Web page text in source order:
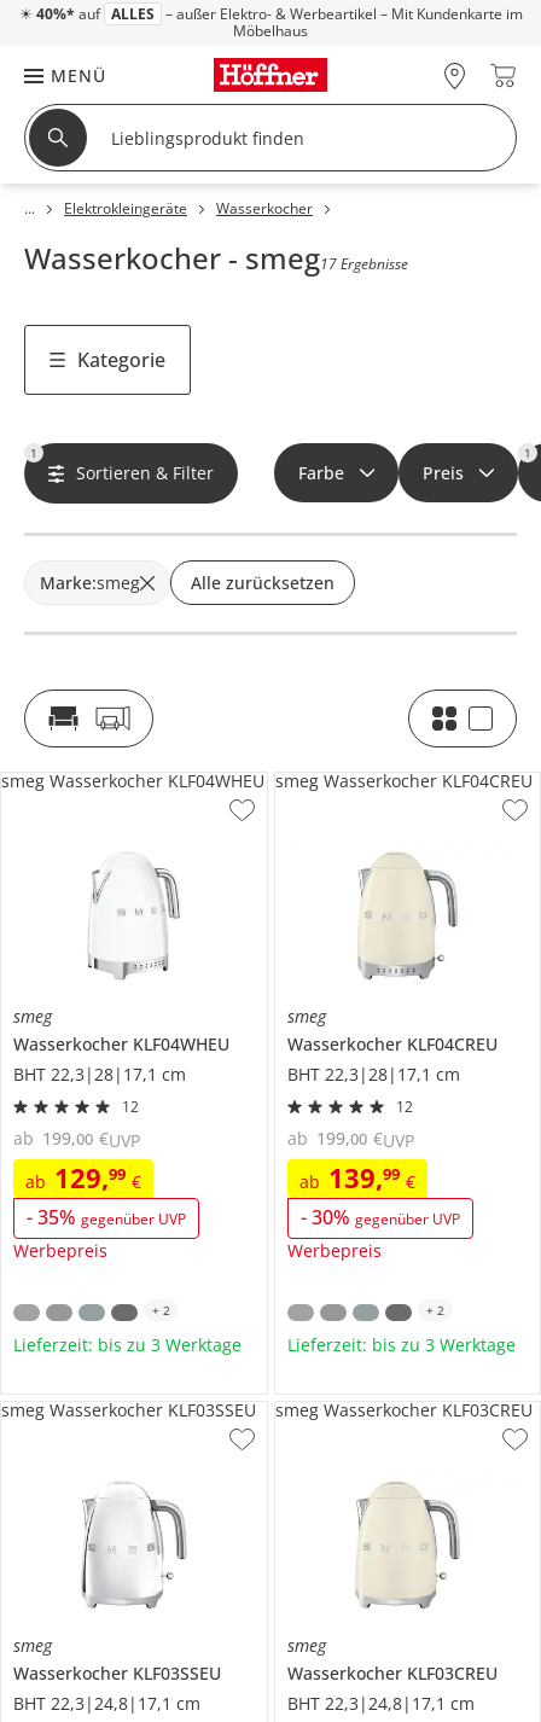
☀ 40%* auf ALLES – außer Elektro- & Werbeartikel – Mit Kundenkarte im
Möbelhaus
MENÜ
Elektrokleingeräte Wasserkocher
Wasserkocher - smeg17 Ergebnisse
Kategorie
1
Sortieren & Filter Farbe Preis
1
Marke:smeg Alle zurücksetzen
smeg
Wasserkocher KLF04WHEU
BHT 22,3|28|17,1 cm
12
ab 129,99 €
-35% gegenüber UVP
Werbepreis
ab 199,00 €UVP
smeg Wasserkocher KLF04WHEU
+ 2
Lieferzeit: bis zu 3 Werktage
smeg
Wasserkocher KLF04CREU
BHT 22,3|28|17,1 cm
12
ab 139,99 €
-30% gegenüber UVP
Werbepreis
ab 199,00 €UVP
smeg Wasserkocher KLF04CREU
+ 2
Lieferzeit: bis zu 3 Werktage
smeg
Wasserkocher KLF03SSEU
BHT 22,3|24,8|17,1 cm
smeg Wasserkocher KLF03SSEU
smeg
Wasserkocher KLF03CREU
BHT 22,3|24,8|17,1 cm
smeg Wasserkocher KLF03CREU